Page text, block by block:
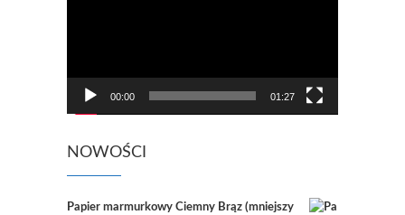
00:00 01:27
NOWOŚCI
Papier marmurkowy Ciemny Brąz (mniejszy